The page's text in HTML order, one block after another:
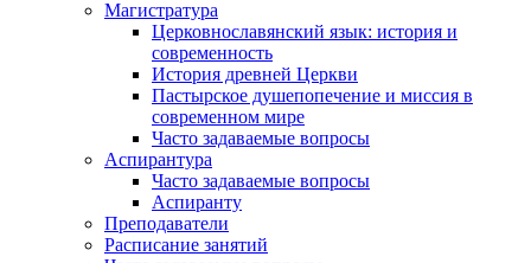
Магистратура
Церковнославянский язык: история и
современность
История древней Церкви
Пастырское душепопечение и миссия в
современном мире
Часто задаваемые вопросы
Аспирантура
Часто задаваемые вопросы
Аспиранту
Преподаватели
Расписание занятий